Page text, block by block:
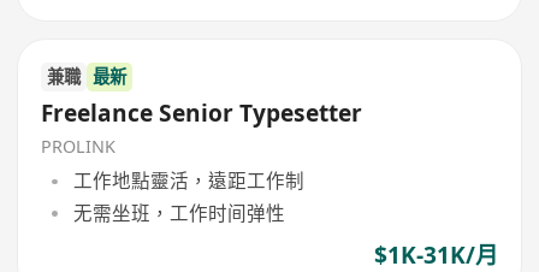
兼職 最新
Freelance Senior Typesetter
PROLINK
工作地點靈活，遠距工作制
无需坐班，工作时间弹性
$1K-31K/月